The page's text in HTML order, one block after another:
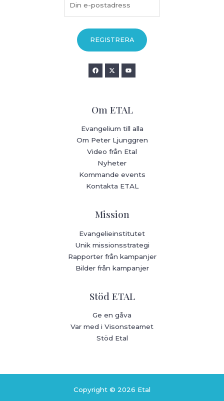
Om ETAL
Evangelium till alla
Om Peter Ljunggren
Video från Etal
Nyheter
Kommande events
Kontakta ETAL
Mission
Evangelieinstitutet
Unik missionsstrategi
Rapporter från kampanjer
Bilder från kampanjer
Stöd ETAL
Ge en gåva
Var med i Visonsteamet
Stöd Etal
Copyright © 2026 Etal